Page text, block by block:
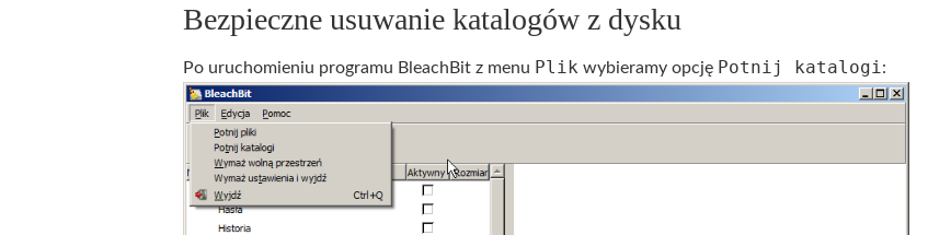
Bezpieczne usuwanie katalogów z dysku
Po uruchomieniu programu BleachBit z menu Plik wybieramy opcję Potnij katalogi: